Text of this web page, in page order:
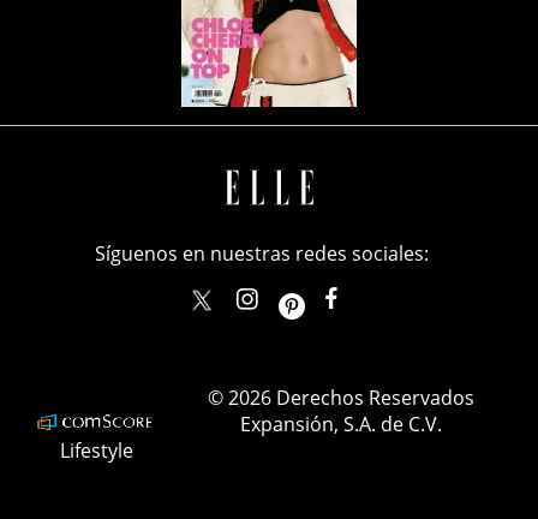
Síguenos en nuestras redes sociales:
elle_mexicoellemexico
Lifestyle
© 2026 Derechos Reservados
Expansión, S.A. de C.V.